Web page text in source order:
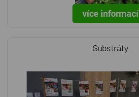
více informací
Substráty